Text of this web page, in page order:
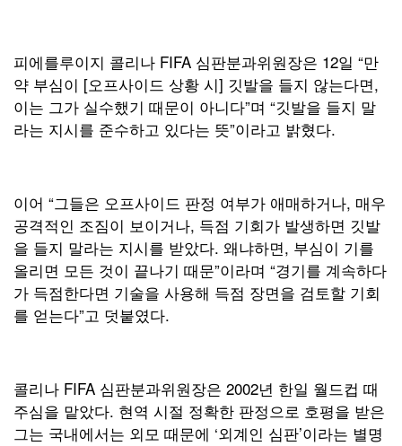
피에를루이지 콜리나 FIFA 심판분과위원장은 12일 “만
약 부심이 [오프사이드 상황 시] 깃발을 들지 않는다면,
이는 그가 실수했기 때문이 아니다”며 “깃발을 들지 말
라는 지시를 준수하고 있다는 뜻”이라고 밝혔다.
이어 “그들은 오프사이드 판정 여부가 애매하거나, 매우
공격적인 조짐이 보이거나, 득점 기회가 발생하면 깃발
을 들지 말라는 지시를 받았다. 왜냐하면, 부심이 기를
올리면 모든 것이 끝나기 때문”이라며 “경기를 계속하다
가 득점한다면 기술을 사용해 득점 장면을 검토할 기회
를 얻는다”고 덧붙였다.
콜리나 FIFA 심판분과위원장은 2002년 한일 월드컵 때
주심을 맡았다. 현역 시절 정확한 판정으로 호평을 받은
그는 국내에서는 외모 때문에 ‘외계인 심판’이라는 별명